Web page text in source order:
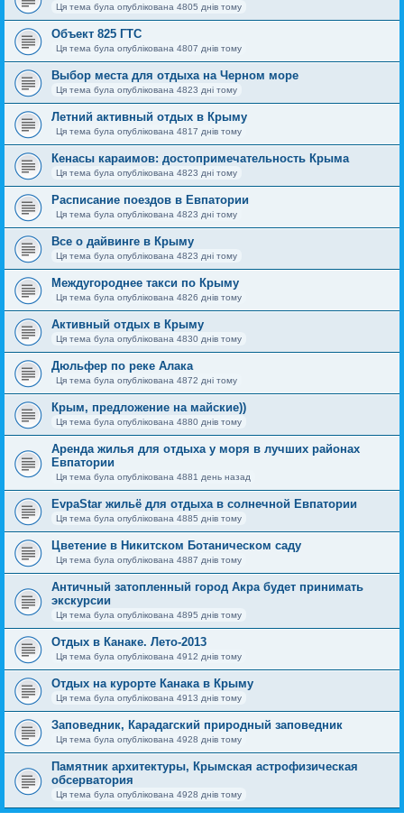
Ця тема була опублікована 4805 днів тому
Объект 825 ГТС
Ця тема була опублікована 4807 днів тому
Выбор места для отдыха на Черном море
Ця тема була опублікована 4823 дні тому
Летний активный отдых в Крыму
Ця тема була опублікована 4817 днів тому
Кенасы караимов: достопримечательность Крыма
Ця тема була опублікована 4823 дні тому
Расписание поездов в Евпатории
Ця тема була опублікована 4823 дні тому
Все о дайвинге в Крыму
Ця тема була опублікована 4823 дні тому
Междугороднее такси по Крыму
Ця тема була опублікована 4826 днів тому
Активный отдых в Крыму
Ця тема була опублікована 4830 днів тому
Дюльфер по реке Алака
Ця тема була опублікована 4872 дні тому
Крым, предложение на майские))
Ця тема була опублікована 4880 днів тому
Аренда жилья для отдыха у моря в лучших районах
Евпатории
Ця тема була опублікована 4881 день назад
EvpaStar жильё для отдыха в солнечной Евпатории
Ця тема була опублікована 4885 днів тому
Цветение в Никитском Ботаническом саду
Ця тема була опублікована 4887 днів тому
Античный затопленный город Акра будет принимать
экскурсии
Ця тема була опублікована 4895 днів тому
Отдых в Канаке. Лето-2013
Ця тема була опублікована 4912 днів тому
Отдых на курорте Канака в Крыму
Ця тема була опублікована 4913 днів тому
Заповедник, Карадагский природный заповедник
Ця тема була опублікована 4928 днів тому
Памятник архитектуры, Крымская астрофизическая
обсерватория
Ця тема була опублікована 4928 днів тому